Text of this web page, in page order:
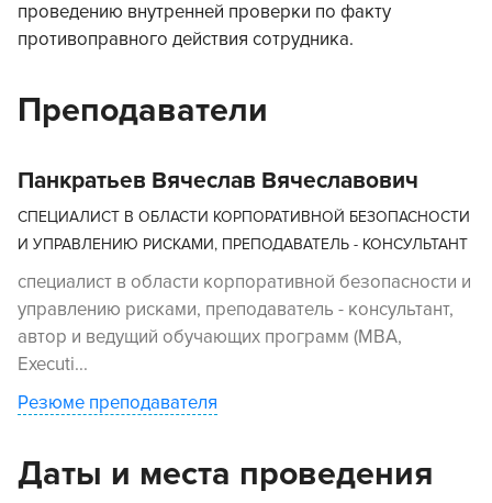
проведению внутренней проверки по факту
противоправного действия сотрудника.
Преподаватели
Панкратьев Вячеслав Вячеславович
СПЕЦИАЛИСТ В ОБЛАСТИ КОРПОРАТИВНОЙ БЕЗОПАСНОСТИ
И УПРАВЛЕНИЮ РИСКАМИ, ПРЕПОДАВАТЕЛЬ - КОНСУЛЬТАНТ
специалист в области корпоративной безопасности и
управлению рисками, преподаватель - консультант,
автор и ведущий обучающих программ (MBA,
Executi...
Резюме преподавателя
Даты и места проведения